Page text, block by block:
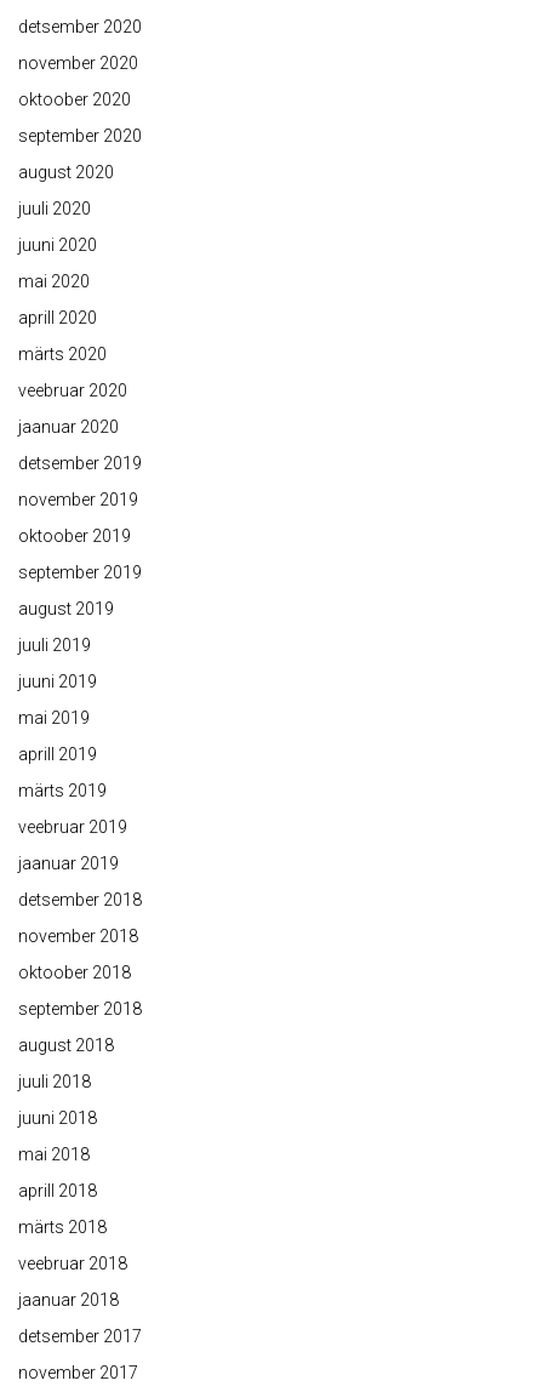
detsember 2020
november 2020
oktoober 2020
september 2020
august 2020
juuli 2020
juuni 2020
mai 2020
aprill 2020
märts 2020
veebruar 2020
jaanuar 2020
detsember 2019
november 2019
oktoober 2019
september 2019
august 2019
juuli 2019
juuni 2019
mai 2019
aprill 2019
märts 2019
veebruar 2019
jaanuar 2019
detsember 2018
november 2018
oktoober 2018
september 2018
august 2018
juuli 2018
juuni 2018
mai 2018
aprill 2018
märts 2018
veebruar 2018
jaanuar 2018
detsember 2017
november 2017